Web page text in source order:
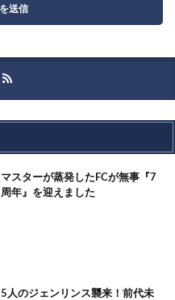
マスターが蒸発したFCが無事『7
周年』を迎えました
5人のジェンリンス襲来！前代未